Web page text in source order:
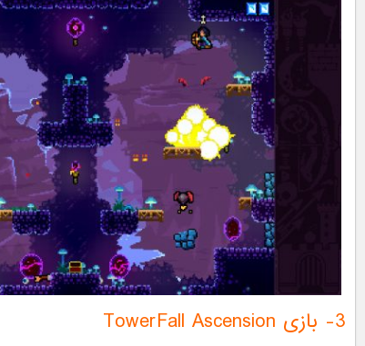
3- بازی TowerFall Ascension